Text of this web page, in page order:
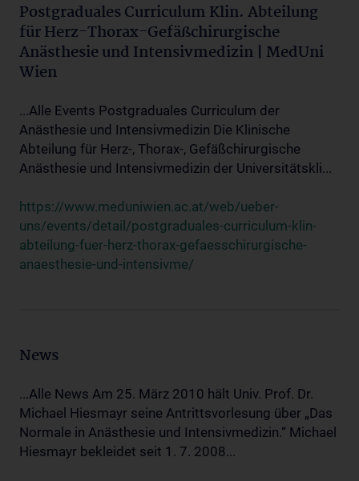
Postgraduales Curriculum Klin. Abteilung
für Herz-Thorax-Gefäßchirurgische
Anästhesie und Intensivmedizin | MedUni
Wien
...Alle Events Postgraduales Curriculum der
Anästhesie und Intensivmedizin Die Klinische
Abteilung für Herz-, Thorax-, Gefäßchirurgische
Anästhesie und Intensivmedizin der Universitätskli...
https://www.meduniwien.ac.at/web/ueber-
uns/events/detail/postgraduales-curriculum-klin-
abteilung-fuer-herz-thorax-gefaesschirurgische-
anaesthesie-und-intensivme/
News
...Alle News Am 25. März 2010 hält Univ. Prof. Dr.
Michael Hiesmayr seine Antrittsvorlesung über „Das
Normale in Anästhesie und Intensivmedizin.“ Michael
Hiesmayr bekleidet seit 1. 7. 2008...